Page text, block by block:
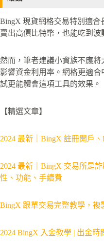
BingX 現貨網格交易特別適合
賣出高價比特幣，也能吃到波
然而，筆者建議小資族不應
影響資金利用率。網格更適
試更能體會這項工具的效果。
【精選文章】
2024 最新｜BingX 註冊開戶
2024 最新｜BingX 交易所是
性、功能、手續費
BingX 跟單交易完整教學，複
2024 BingX 入金教學 | 出金